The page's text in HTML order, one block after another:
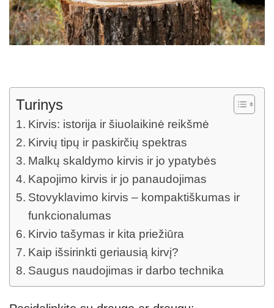
Turinys
Kirvis: istorija ir šiuolaikinė reikšmė
Kirvių tipų ir paskirčių spektras
Malkų skaldymo kirvis ir jo ypatybės
Kapojimo kirvis ir jo panaudojimas
Stovyklavimo kirvis – kompaktiškumas ir
funkcionalumas
Kirvio tašymas ir kita priežiūra
Kaip išsirinkti geriausią kirvį?
Saugus naudojimas ir darbo technika